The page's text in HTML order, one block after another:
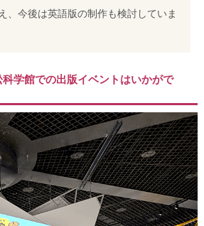
、今後は英語版の制作も検討していま
学館での出版イベントはいかがで